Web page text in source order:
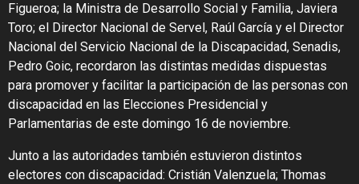
Figueroa; la Ministra de Desarrollo Social y Familia, Javiera
Toro; el Director Nacional de Servel, Raúl García y el Director
Nacional del Servicio Nacional de la Discapacidad, Senadis,
Pedro Goic, recordaron las distintas medidas dispuestas
para promover y facilitar la participación de las personas con
discapacidad en las Elecciones Presidencial y
Parlamentarias de este domingo 16 de noviembre.
Junto a las autoridades también estuvieron distintos
electores con discapacidad: Cristián Valenzuela; Thomas